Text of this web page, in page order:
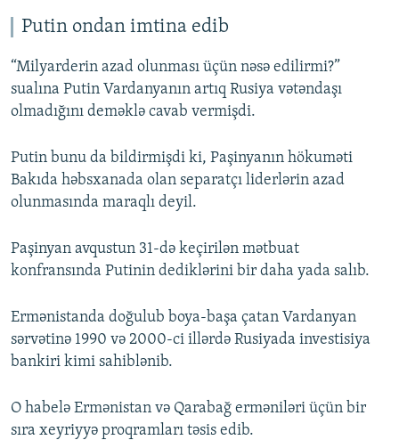
Putin ondan imtina edib
“Milyarderin azad olunması üçün nəsə edilirmi?”
sualına Putin Vardanyanın artıq Rusiya vətəndaşı
olmadığını deməklə cavab vermişdi.
Putin bunu da bildirmişdi ki, Paşinyanın hökuməti
Bakıda həbsxanada olan separatçı liderlərin azad
olunmasında maraqlı deyil.
Paşinyan avqustun 31-də keçirilən mətbuat
konfransında Putinin dediklərini bir daha yada salıb.
Ermənistanda doğulub boya-başa çatan Vardanyan
sərvətinə 1990 və 2000-ci illərdə Rusiyada investisiya
bankiri kimi sahiblənib.
O habelə Ermənistan və Qarabağ erməniləri üçün bir
sıra xeyriyyə proqramları təsis edib.